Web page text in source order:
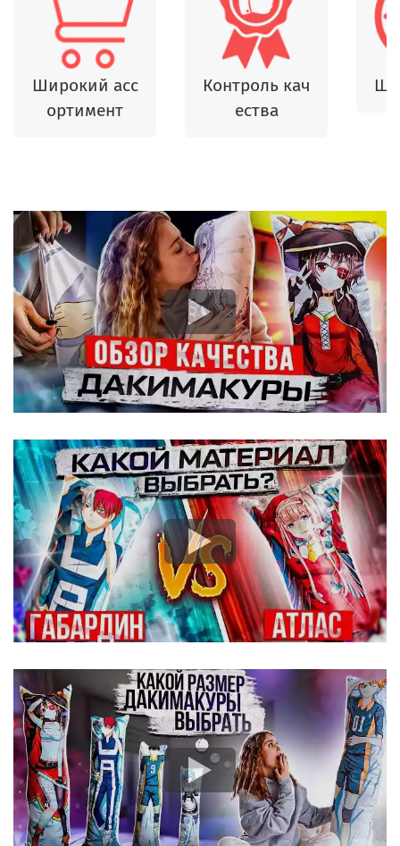
Широкий асс
ортимент
Контроль кач
ества